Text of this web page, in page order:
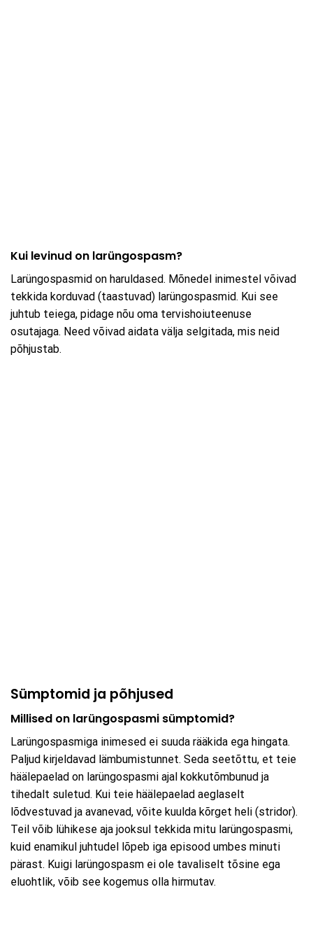
Kui levinud on larüngospasm?
Larüngospasmid on haruldased. Mõnedel inimestel võivad
tekkida korduvad (taastuvad) larüngospasmid. Kui see
juhtub teiega, pidage nõu oma tervishoiuteenuse
osutajaga. Need võivad aidata välja selgitada, mis neid
põhjustab.
Sümptomid ja põhjused
Millised on larüngospasmi sümptomid?
Larüngospasmiga inimesed ei suuda rääkida ega hingata.
Paljud kirjeldavad lämbumistunnet. Seda seetõttu, et teie
häälepaelad on larüngospasmi ajal kokkutõmbunud ja
tihedalt suletud. Kui teie häälepaelad aeglaselt
lõdvestuvad ja avanevad, võite kuulda kõrget heli (stridor).
Teil võib lühikese aja jooksul tekkida mitu larüngospasmi,
kuid enamikul juhtudel lõpeb iga episood umbes minuti
pärast. Kuigi larüngospasm ei ole tavaliselt tõsine ega
eluohtlik, võib see kogemus olla hirmutav.